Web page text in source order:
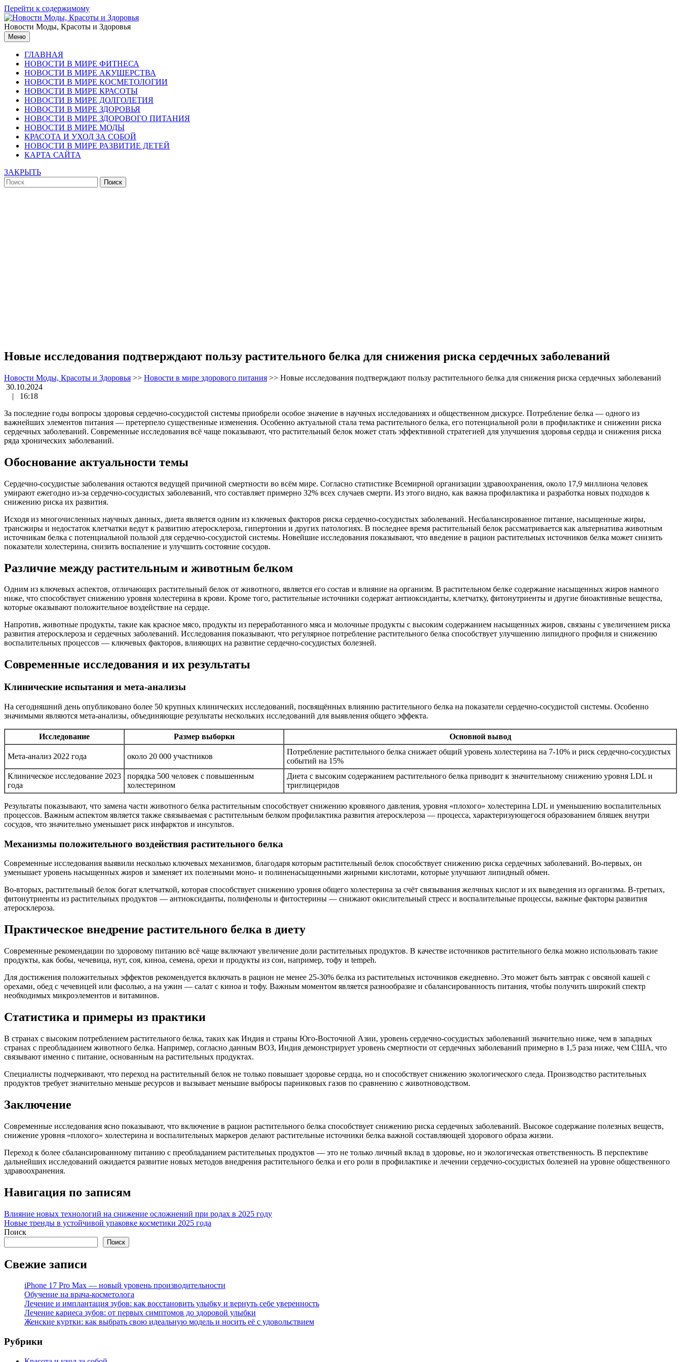
Перейти к содержимому
Новости Моды, Красоты и Здоровья
Меню
ГЛАВНАЯ
НОВОСТИ В МИРЕ ФИТНЕСА
НОВОСТИ В МИРЕ АКУШЕРСТВА
НОВОСТИ В МИРЕ КОСМЕТОЛОГИИ
НОВОСТИ В МИРЕ КРАСОТЫ
НОВОСТИ В МИРЕ ДОЛГОЛЕТИЯ
НОВОСТИ В МИРЕ ЗДОРОВЬЯ
НОВОСТИ В МИРЕ ЗДОРОВОГО ПИТАНИЯ
НОВОСТИ В МИРЕ МОДЫ
КРАСОТА И УХОД ЗА СОБОЙ
НОВОСТИ В МИРЕ РАЗВИТИЕ ДЕТЕЙ
КАРТА САЙТА
ЗАКРЫТЬ
Новые исследования подтверждают пользу растительного белка для снижения риска сердечных заболеваний
Новости Моды, Красоты и Здоровья >> Новости в мире здорового питания >> Новые исследования подтверждают пользу растительного белка для снижения риска сердечных заболеваний
30.10.2024
|
16:18
За последние годы вопросы здоровья сердечно-сосудистой системы приобрели особое значение в научных исследованиях и общественном дискурсе. Потребление белка — одного из
важнейших элементов питания — претерпело существенные изменения. Особенно актуальной стала тема растительного белка, его потенциальной роли в профилактике и снижении риска
сердечных заболеваний. Современные исследования всё чаще показывают, что растительный белок может стать эффективной стратегией для улучшения здоровья сердца и снижения риска
ряда хронических заболеваний.
Обоснование актуальности темы
Сердечно-сосудистые заболевания остаются ведущей причиной смертности во всём мире. Согласно статистике Всемирной организации здравоохранения, около 17,9 миллиона человек
умирают ежегодно из-за сердечно-сосудистых заболеваний, что составляет примерно 32% всех случаев смерти. Из этого видно, как важна профилактика и разработка новых подходов к
снижению риска их развития.
Исходя из многочисленных научных данных, диета является одним из ключевых факторов риска сердечно-сосудистых заболеваний. Несбалансированное питание, насыщенные жиры,
трансжиры и недостаток клетчатки ведут к развитию атеросклероза, гипертонии и других патологиях. В последнее время растительный белок рассматривается как альтернатива животным
источникам белка с потенциальной пользой для сердечно-сосудистой системы. Новейшие исследования показывают, что введение в рацион растительных источников белка может снизить
показатели холестерина, снизить воспаление и улучшить состояние сосудов.
Различие между растительным и животным белком
Одним из ключевых аспектов, отличающих растительный белок от животного, является его состав и влияние на организм. В растительном белке содержание насыщенных жиров намного
ниже, что способствует снижению уровня холестерина в крови. Кроме того, растительные источники содержат антиоксиданты, клетчатку, фитонутриенты и другие биоактивные вещества,
которые оказывают положительное воздействие на сердце.
Напротив, животные продукты, такие как красное мясо, продукты из переработанного мяса и молочные продукты с высоким содержанием насыщенных жиров, связаны с увеличением риска
развития атеросклероза и сердечных заболеваний. Исследования показывают, что регулярное потребление растительного белка способствует улучшению липидного профиля и снижению
воспалительных процессов — ключевых факторов, влияющих на развитие сердечно-сосудистых болезней.
Современные исследования и их результаты
Клинические испытания и мета-анализы
На сегодняшний день опубликовано более 50 крупных клинических исследований, посвящённых влиянию растительного белка на показатели сердечно-сосудистой системы. Особенно
значимыми являются мета-анализы, объединяющие результаты нескольких исследований для выявления общего эффекта.
Исследование Размер выборки Основной вывод
Мета-анализ 2022 года около 20 000 участников
Потребление растительного белка снижает общий уровень холестерина на 7-10% и риск сердечно-сосудистых
событий на 15%
Клиническое исследование 2023
года
порядка 500 человек с повышенным
холестерином
Диета с высоким содержанием растительного белка приводит к значительному снижению уровня LDL и
триглицеридов
Результаты показывают, что замена части животного белка растительным способствует снижению кровяного давления, уровня «плохого» холестерина LDL и уменьшению воспалительных
процессов. Важным аспектом является также связываемая с растительным белком профилактика развития атеросклероза — процесса, характеризующегося образованием бляшек внутри
сосудов, что значительно уменьшает риск инфарктов и инсультов.
Механизмы положительного воздействия растительного белка
Современные исследования выявили несколько ключевых механизмов, благодаря которым растительный белок способствует снижению риска сердечных заболеваний. Во-первых, он
уменьшает уровень насыщенных жиров и заменяет их полезными моно- и полиненасыщенными жирными кислотами, которые улучшают липидный обмен.
Во-вторых, растительный белок богат клетчаткой, которая способствует снижению уровня общего холестерина за счёт связывания желчных кислот и их выведения из организма. В-третьих,
фитонутриенты из растительных продуктов — антиоксиданты, полифенолы и фитостерины — снижают окислительный стресс и воспалительные процессы, важные факторы развития
атеросклероза.
Практическое внедрение растительного белка в диету
Современные рекомендации по здоровому питанию всё чаще включают увеличение доли растительных продуктов. В качестве источников растительного белка можно использовать такие
продукты, как бобы, чечевица, нут, соя, киноа, семена, орехи и продукты из сои, например, тофу и tempeh.
Для достижения положительных эффектов рекомендуется включать в рацион не менее 25-30% белка из растительных источников ежедневно. Это может быть завтрак с овсяной кашей с
орехами, обед с чечевицей или фасолью, а на ужин — салат с киноа и тофу. Важным моментом является разнообразие и сбалансированность питания, чтобы получить широкий спектр
необходимых микроэлементов и витаминов.
Статистика и примеры из практики
В странах с высоким потреблением растительного белка, таких как Индия и страны Юго-Восточной Азии, уровень сердечно-сосудистых заболеваний значительно ниже, чем в западных
странах с преобладанием животного белка. Например, согласно данным ВОЗ, Индия демонстрирует уровень смертности от сердечных заболеваний примерно в 1,5 раза ниже, чем США, что
связывают именно с питание, основанным на растительных продуктах.
Специалисты подчеркивают, что переход на растительный белок не только повышает здоровье сердца, но и способствует снижению экологического следа. Производство растительных
продуктов требует значительно меньше ресурсов и вызывает меньшие выбросы парниковых газов по сравнению с животноводством.
Заключение
Современные исследования ясно показывают, что включение в рацион растительного белка способствует снижению риска сердечных заболеваний. Высокое содержание полезных веществ,
снижение уровня «плохого» холестерина и воспалительных маркеров делают растительные источники белка важной составляющей здорового образа жизни.
Переход к более сбалансированному питанию с преобладанием растительных продуктов — это не только личный вклад в здоровье, но и экологическая ответственность. В перспективе
дальнейших исследований ожидается развитие новых методов внедрения растительного белка и его роли в профилактике и лечении сердечно-сосудистых болезней на уровне общественного
здравоохранения.
Навигация по записям
Влияние новых технологий на снижение осложнений при родах в 2025 году
Новые тренды в устойчивой упаковке косметики 2025 года
Поиск
Поиск
Свежие записи
iPhone 17 Pro Max — новый уровень производительности
Обучение на врача-косметолога
Лечение и имплантация зубов: как восстановить улыбку и вернуть себе уверенность
Лечение кариеса зубов: от первых симптомов до здоровой улыбки
Женские куртки: как выбрать свою идеальную модель и носить её с удовольствием
Рубрики